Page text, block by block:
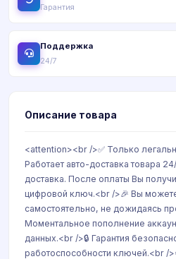
Гарантия
Поддержка
24/7
Описание товара
<attention><br />✅ Только
Работает авто-доставка товара
доставка. После оплаты Вы
цифровой ключ.<br />🎉 Вы
самостоятельно, не дожидаясь
Моментальное пополнение
данных.<br />🔒 Гарантия
работоспособности ключей.<br /